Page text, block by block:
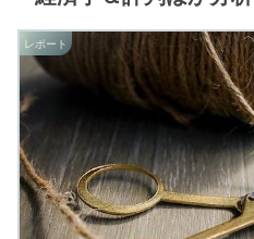
レポート